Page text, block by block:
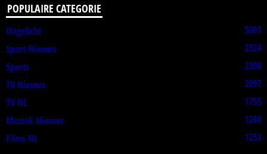
POPULAIRE CATEGORIE
Uitgelicht
5001
Sport Nieuws
2324
Sports
2208
TV Nieuws
2097
TV NL
1755
Muziek Nieuws
1268
Films NL
1253